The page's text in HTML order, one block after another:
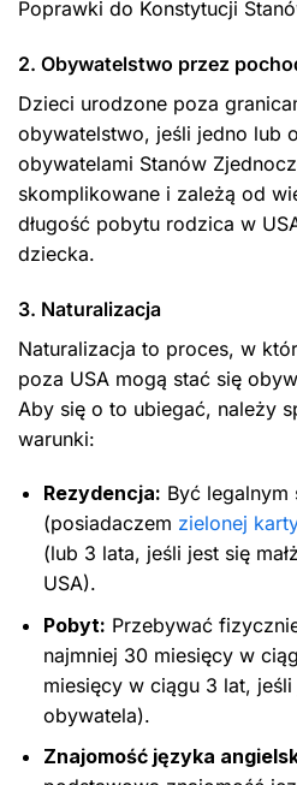
Poprawki do Konstytucji
2. Obywatelstwo przez
Dzieci urodzone poza
obywatelstwo, jeśli jedno lub
obywatelami Stanów
skomplikowane i zależą od
długość pobytu rodzica w
dziecka.
3. Naturalizacja
Naturalizacja to proces, w
poza USA mogą stać się
Aby się o to ubiegać, należy
warunki:
Rezydencja: Być legalnym
(posiadaczem zielonej
(lub 3 lata, jeśli jest się
USA).
Pobyt: Przebywać
najmniej 30 miesięcy w
miesięcy w ciągu 3 lat, jeśli
obywatela).
Znajomość języka